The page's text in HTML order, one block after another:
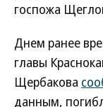
госпожа
Днем ранее
главы
Щербакова
данным,